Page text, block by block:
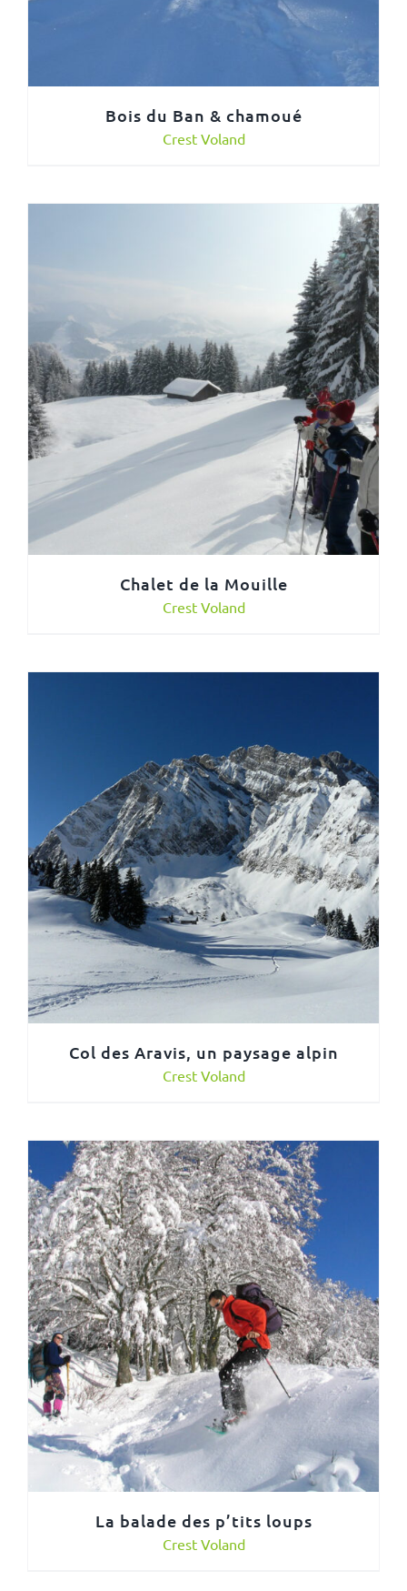
Bois du Ban & chamoué
Crest Voland
Chalet de la Mouille
Crest Voland
Col des Aravis, un paysage alpin
Crest Voland
La balade des p’tits loups
Crest Voland